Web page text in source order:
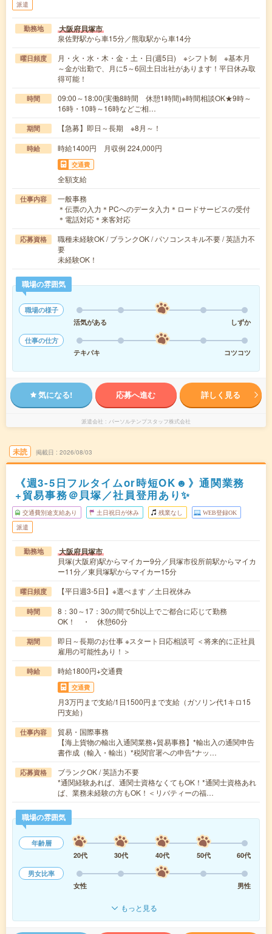
派遣
勤務地 大阪府貝塚市
泉佐野駅から車15分／熊取駅から車14分
曜日頻度
月・火・水・木・金・土・日(週5日) ※シフト制 ※基本月
～金が出勤で、月に5～6回土日出社があります！平日休み取
得可能！
時間
09:00～18:00(実働8時間 休憩1時間)※時間相談OK★9時～
16時・10時～16時などご相…
期間 【急募】即日～長期 ※8月～！
時給 時給1400円 月収例 224,000円
交通費
全額支給
仕事内容
一般事務
＊伝票の入力＊PCへのデータ入力＊ロードサービスの受付
＊電話対応＊来客対応
応募資格
職種未経験OK / ブランクOK / パソコンスキル不要 / 英語力不
要
未経験OK！
職場の雰囲気
職場の様子
活気がある
しずか
仕事の仕方
テキパキ
コツコツ
気になる! 応募へ進む 詳しく見る
派遣会社 パーソルテンプスタッフ株式会社
未読 掲載日 2026/08/03
《週3-5日フルタイムor時短OK☻》通関業務
+貿易事務＠貝塚／社員登用あり✨
交通費別途支給あり 土日祝日が休み 残業なし WEB登録OK
派遣
勤務地 大阪府貝塚市
貝塚(大阪府)駅からマイカー9分／貝塚市役所前駅からマイカ
ー11分／東貝塚駅からマイカー15分
曜日頻度 【平日週3-5日】※選べます ／土日祝休み
時間
8：30～17：30の間で5h以上でご都合に応じて勤務
OK！ ・ 休憩60分
期間
即日～長期のお仕事 ※スタート日応相談可 ＜将来的に正社員
雇用の可能性あり！＞
時給 時給1800円+交通費
交通費
月3万円まで支給/1日1500円まで支給（ガソリン代1キロ15
円支給）
仕事内容
貿易・国際事務
【海上貨物の輸出入通関業務+貿易事務】*輸出入の通関申告
書作成（輸入・輸出）*税関官署への申告*ナッ…
応募資格
ブランクOK / 英語力不要
*通関経験あれば、通関士資格なくてもOK！*通関士資格あれ
ば、業務未経験の方もOK！＜リバティーの福…
職場の雰囲気
年齢層
20代
30代 40代 50代
60代
男女比率
女性
男性
もっと見る